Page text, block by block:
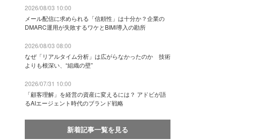
2026/08/03 10:00
メール配信に求められる「信頼性」は十分か？企業の
DMARC運用が失敗するワケとBIMI導入の勘所
2026/08/03 08:00
なぜ「リアルタイム分析」は広がらなかったのか 技術
よりも根深い、“組織の壁”
2026/07/31 10:00
「顧客理解」を経営の資産に変えるには？ アドビが語
るAIエージェント時代のブランド戦略
新着記事一覧を見る